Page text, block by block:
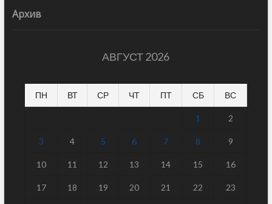
Архив
АВГУСТ 2026
ПН ВТ СР ЧТ ПТ СБ ВС
1 2
3 4 5 6 7 8 9
10 11 12 13 14 15 16
17 18 19 20 21 22 23